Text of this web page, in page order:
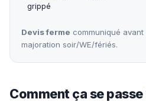
grippé
Devis ferme communiqué
majoration soir/WE/fériés.
Comment ça se passe